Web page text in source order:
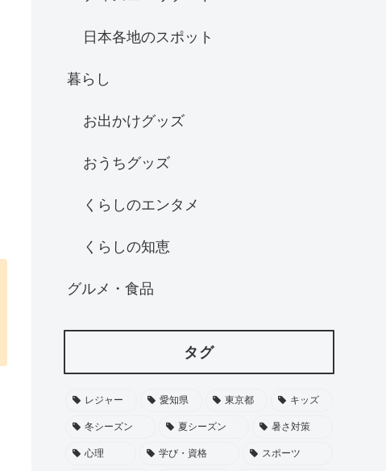
日本各地のスポット
暮らし
お出かけグッズ
おうちグッズ
くらしのエンタメ
くらしの知恵
グルメ・食品
タグ
レジャー 愛知県 東京都 キッズ
冬シーズン 夏シーズン 暑さ対策
心理 学び・資格 スポーツ